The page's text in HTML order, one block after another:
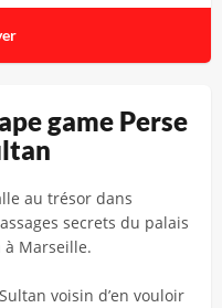
game Perse
au trésor dans
secrets du palais
à Marseille.
voisin d’en vouloir